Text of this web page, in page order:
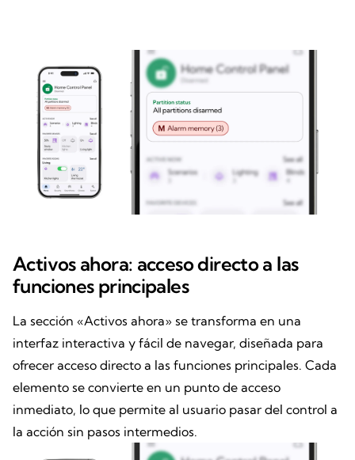
Activos ahora: acceso directo a las
funciones principales
La sección «Activos ahora» se transforma en una
interfaz interactiva y fácil de navegar, diseñada para
ofrecer acceso directo a las funciones principales. Cada
elemento se convierte en un punto de acceso
inmediato, lo que permite al usuario pasar del control a
la acción sin pasos intermedios.